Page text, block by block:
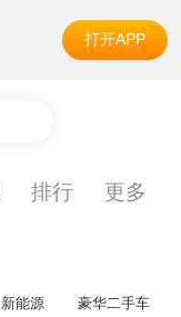
打开APP
排行 更多
新能源 豪华二手车